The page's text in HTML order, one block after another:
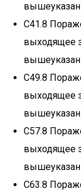
C41.8
выходящее
C49.8
выходящее
C57.8
выходящее
C63.8